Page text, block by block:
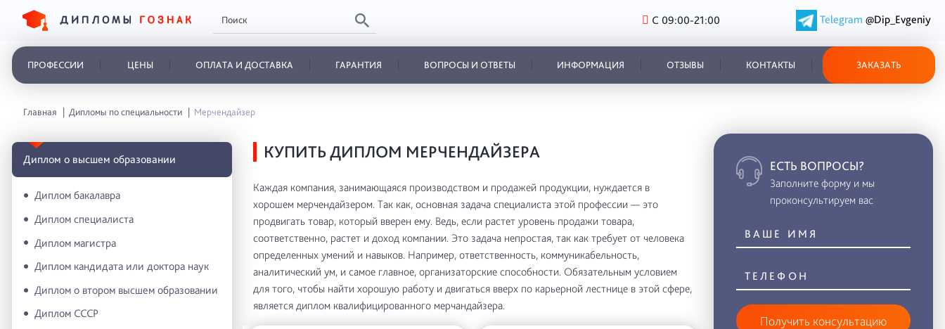
С 09:00-21:00 Telegram @Dip_Evgeniy
ПРОФЕССИИ ЦЕНЫ ОПЛАТА И ДОСТАВКА ГАРАНТИЯ ВОПРОСЫ И ОТВЕТЫ ИНФОРМАЦИЯ ОТЗЫВЫ КОНТАКТЫ ЗАКАЗАТЬ
Главная Дипломы по специальности Мерчендайзер
Диплом о высшем образовании
Диплом бакалавра
Диплом специалиста
Диплом магистра
Диплом кандидата или доктора наук
Диплом о втором высшем образовании
Диплом СССР
КУПИТЬ ДИПЛОМ МЕРЧЕНДАЙЗЕРА
Каждая компания, занимающаяся производством и продажей продукции, нуждается в
хорошем мерчендайзером. Так как, основная задача специалиста этой профессии — это
продвигать товар, который вверен ему. Ведь, если растет уровень продажи товара,
соответственно, растет и доход компании. Это задача непростая, так как требует от человека
определенных умений и навыков. Например, ответственность, коммуникабельность,
аналитический ум, и самое главное, организаторские способности. Обязательным условием
для того, чтобы найти хорошую работу и двигаться вверх по карьерной лестнице в этой сфере,
является диплом квалифицированного мерчандайзера.
ЕСТЬ ВОПРОСЫ?
Заполните форму и мы
проконсультируем вас
Получить консультацию